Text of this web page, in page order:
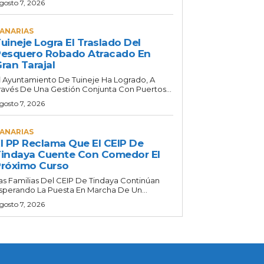
7, 2026
Logra El Traslado Del
Robado Atracado En
Tarajal
Ayuntamiento De Tuineje Ha Logrado, A
De Una Gestión Conjunta Con Puertos...
7, 2026
PP Reclama Que El CEIP De
Cuente Con Comedor El
Curso
Familias Del CEIP De Tindaya Continúan
La Puesta En Marcha De Un...
7, 2026